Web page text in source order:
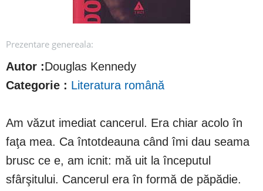
Prezentare genereala:
Autor :Douglas Kennedy
Categorie : Literatura română
Am văzut imediat cancerul. Era chiar acolo în
faţa mea. Ca întotdeauna când îmi dau seama
brusc ce e, am icnit: mă uit la începutul
sfârşitului. Cancerul era în formă de păpădie.